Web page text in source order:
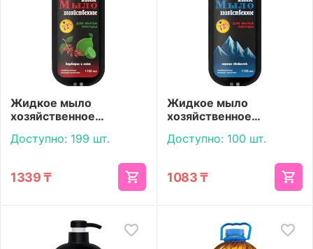
Жидкое мыло
хозяйственное
Барбарис и лайм с
Доступно: 199 шт.
1339 ₸
Жидкое мыло
хозяйственное
свежесть 1100 мл
Доступно: 100 шт.
1083 ₸